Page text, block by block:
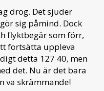
drog. Det sjuder
sig påmind. Dock
flyktbegär som förr,
fortsätta uppleva
detta 127 40, men
det. Nu är det bara
va skrämmande!